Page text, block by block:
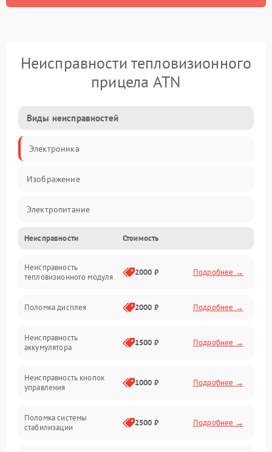
Неисправности тепловизионного
прицела ATN
Виды неисправностей
Электроника
Изображение
Электропитание
Измерения
Матрица
Неисправности Стоимость
Неисправность
тепловизионного модуля
2000 ₽ Подробнее →
Поломка дисплея 2000 ₽ Подробнее →
Неисправность
аккумулятора
1500 ₽ Подробнее →
Неисправность кнопок
управления
1000 ₽ Подробнее →
Поломка системы
стабилизации
2500 ₽ Подробнее →